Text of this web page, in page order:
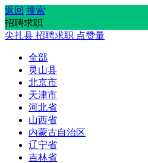
返回 搜索
招聘求职
尖扎县 招聘求职 点赞量
全部
灵山县
北京市
天津市
河北省
山西省
内蒙古自治区
辽宁省
吉林省